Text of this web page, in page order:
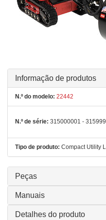
Informação de produtos
N.º do modelo: 22442
N.º de série: 315000001 -
Tipo de produto: Compact Utility
Peças
Manuais
Detalhes do produto